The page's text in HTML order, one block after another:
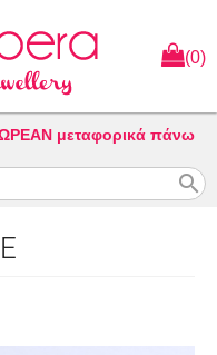
(0)
μεταφορικά πάνω
search